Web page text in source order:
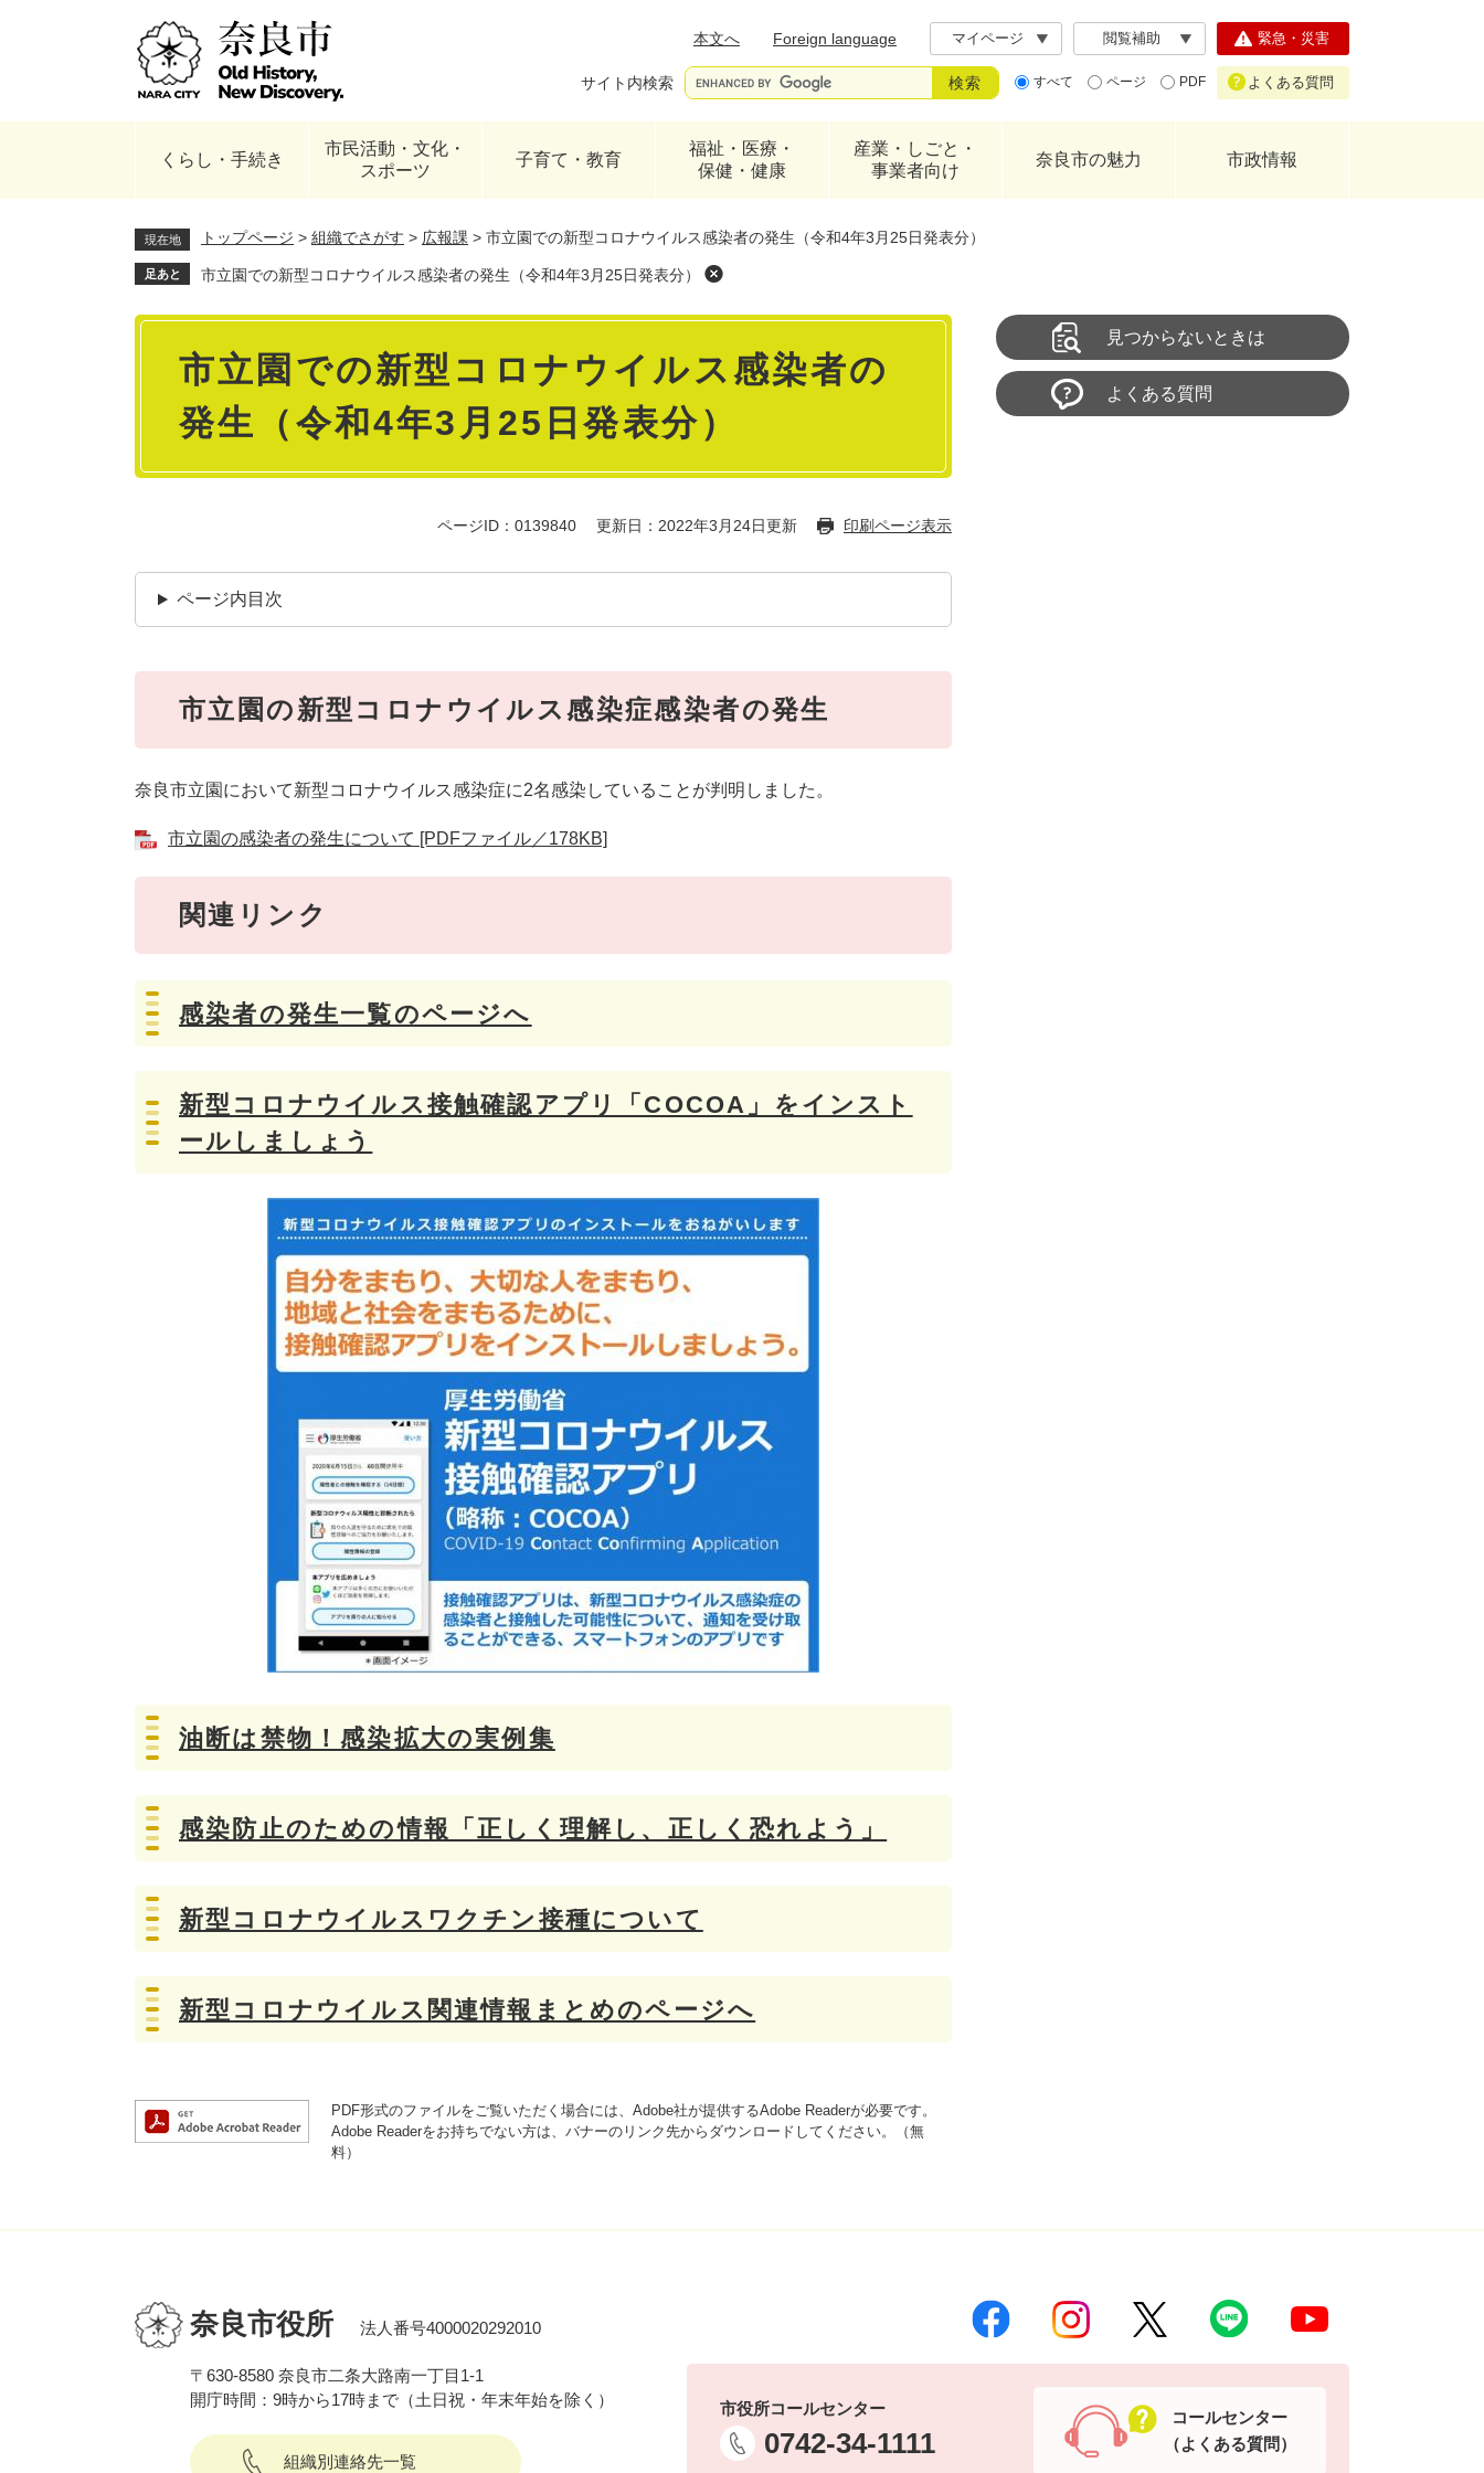
本文へ
Foreign language マイページ 閲覧補助
サイト内検索 すべて ページ PDF
緊急・災害
よくある質問
くらし・手続き
市民活動・文化・
スポーツ
子育て・教育
福祉・医療・
保健・健康
産業・しごと・
事業者向け
奈良市の魅力 市政情報
現在地 トップページ > 組織でさがす > 広報課 > 市立園での新型コロナウイルス感染者の発生（令和4年3月25日発表分）
足あと 市立園での新型コロナウイルス感染者の発生（令和4年3月25日発表分）
本
市立園での新型コロナウイルス感染者の
発生（令和4年3月25日発表分）
ページID：0139840 更新日：2022年3月24日更新 印刷ページ表示
ページ内目次
市立園の新型コロナウイルス感染症感染者の発生
奈良市立園において新型コロナウイルス感染症に2名感染していることが判明しました。
市立園の感染者の発生について [PDFファイル／178KB]
関連リンク
感染者の発生一覧のページへ
新型コロナウイルス接触確認アプリ「COCOA」をインスト
ールしましょう
油断は禁物！感染拡大の実例集
感染防止のための情報「正しく理解し、正しく恐れよう」
新型コロナウイルスワクチン接種について
新型コロナウイルス関連情報まとめのページへ
PDF形式のファイルをご覧いただく場合には、Adobe社が提供するAdobe Readerが必要です。
Adobe Readerをお持ちでない方は、バナーのリンク先からダウンロードしてください。（無
料）
見つからないときは
よくある質問
奈良市役所 法人番号4000020292010
〒630-8580 奈良市二条大路南一丁目1-1
開庁時間：9時から17時まで（土日祝・年末年始を除く）
組織別連絡先一覧
市役所コールセンター
0742-34-1111
コールセンター
（よくある質問）